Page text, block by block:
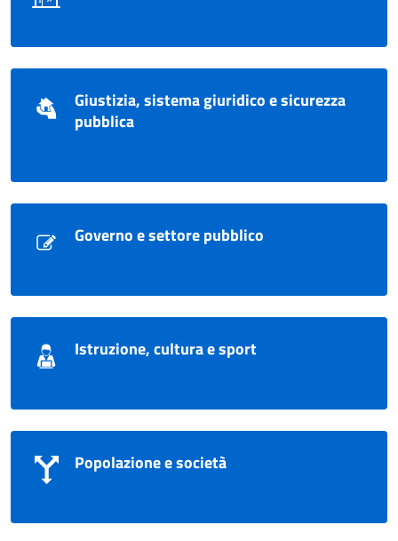
Giustizia, sistema giuridico e sicurezza
pubblica
Governo e settore pubblico
Istruzione, cultura e sport
Popolazione e società